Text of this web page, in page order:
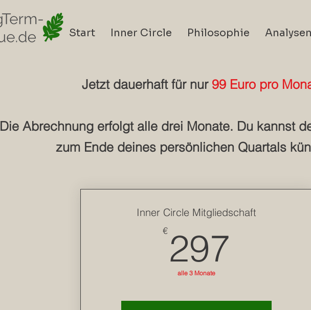
Start Inner Circle Philosophie
Jetzt dauerhaft für nur 99 Euro pro
Die Abrechnung erfolgt alle drei Monate. Du kannst
zum Ende deines persönlichen Quartals
Inner Circle Mitgliedschaft
€ 297
alle 3 Monate